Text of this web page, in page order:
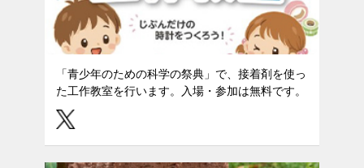
「青少年のための科学の祭典」で、接着剤を使っ
た工作教室を行います。入場・参加は無料です。